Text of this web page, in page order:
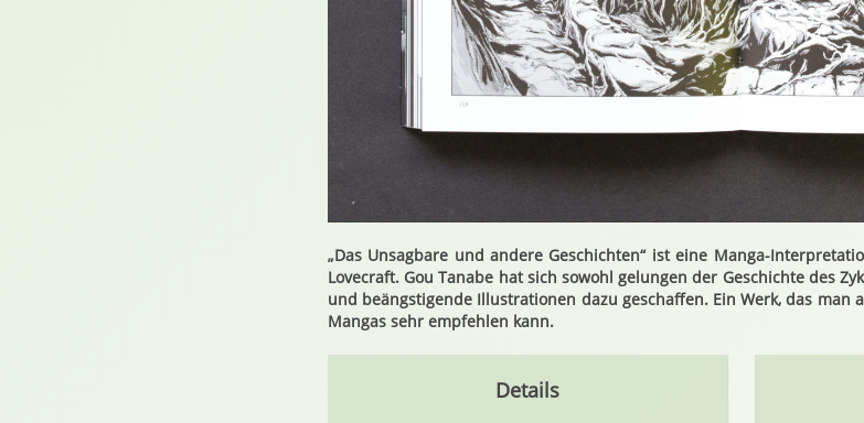
„Das Unsagbare und andere Geschichten“ ist eine Manga-
Lovecraft. Gou Tanabe hat sich sowohl gelungen der Geschichte des
und beängstigende Illustrationen dazu geschaffen. Ein Werk, das man
Mangas sehr empfehlen kann.
Details